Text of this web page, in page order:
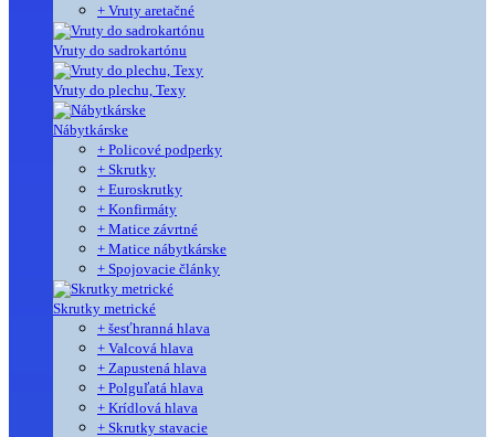
+ Vruty aretačné
Vruty do sadrokartónu
Vruty do plechu, Texy
Nábytkárske
+ Policové podperky
+ Skrutky
+ Euroskrutky
+ Konfirmáty
+ Matice závrtné
+ Matice nábytkárske
+ Spojovacie články
Skrutky metrické
+ šesťhranná hlava
+ Valcová hlava
+ Zapustená hlava
+ Polguľatá hlava
+ Krídlová hlava
+ Skrutky stavacie